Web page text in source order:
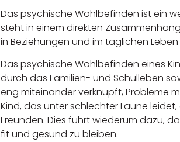
Das psychische Wohlbefinden ist ein
steht in einem direkten
in Beziehungen und im täglichen
Das psychische Wohlbefinden eines
durch das Familien- und Schulleben
eng miteinander verknüpft, Probleme
Kind, das unter schlechter Laune
Freunden. Dies führt wiederum dazu,
fit und gesund zu bleiben.